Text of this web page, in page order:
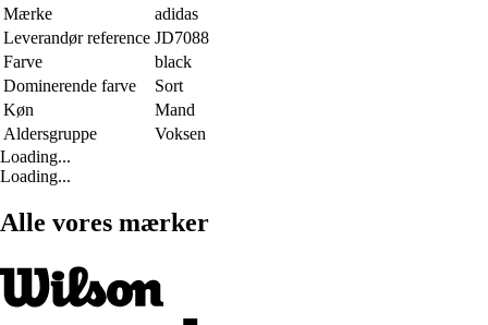
Mærke
adidas
Leverandør reference JD7088
Farve
black
Dominerende farve
Sort
Køn
Mand
Aldersgruppe
Voksen
Loading...
Loading...
Alle vores mærker